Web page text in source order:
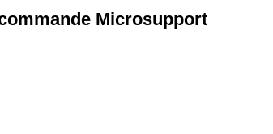
Microsupport